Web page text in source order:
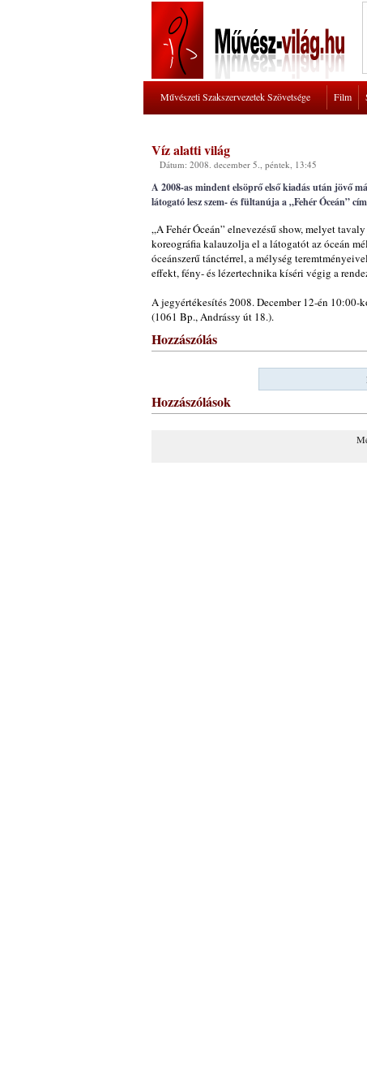
Művészeti Szakszervezetek Szövetsége Film
Víz alatti világ
Dátum: 2008. december 5., péntek, 13:45
A 2008-as mindent elsöprő első kiadás után jövő
látogató lesz szem- és fültanúja a „Fehér Óceán”
„A Fehér Óceán” elnevezésű show, melyet
koreográfia kalauzolja el a látogatót az óceán
óceánszerű tánctérrel, a mélység
effekt, fény- és lézertechnika kíséri végig a
A jegyértékesítés 2008. December 12-én 10:00-
(1061 Bp., Andrássy út 18.).
Hozzászólás
Hozzászólások